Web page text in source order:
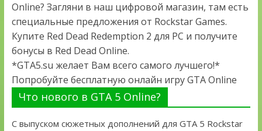
Online? Загляни в наш цифровой магазин, там есть
специальные предложения от Rockstar Games.
Купите Red Dead Redemption 2 для PC и получите
бонусы в Red Dead Online.
*GTA5.su желает Вам всего самого лучшего!*
Попробуйте бесплатную онлайн игру GTA Online
Что нового в GTA 5 Online?
С выпуском сюжетных дополнений для GTA 5 Rockstar